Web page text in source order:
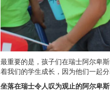
最重要的是，孩子们在瑞士阿尔卑
着我们的学生成长，因为他们一起分
坐落在瑞士令人叹为观止的阿尔卑